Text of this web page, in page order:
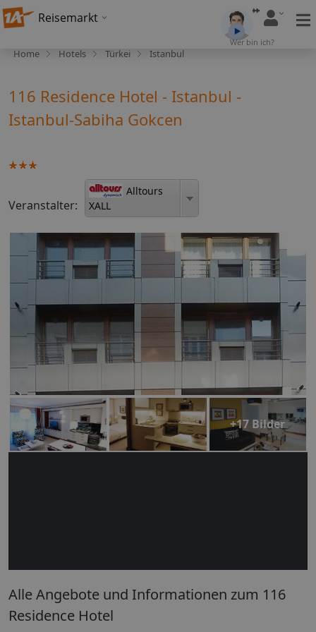
Reisemarkt
Wer bin ich?
Home Hotels Türkei Istanbul
116 Residence Hotel - Istanbul -
Istanbul-Sabiha Gokcen
Veranstalter:
Alltours
XALL
+17 Bilder
Alle Angebote und Informationen zum 116
Residence Hotel